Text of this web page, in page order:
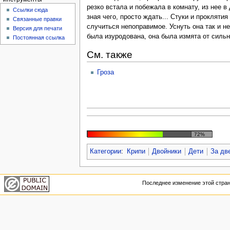
резко встала и побежала в комнату, из нее
зная чего, просто ждать... Стуки и
случиться непоправимое. Уснуть она так и
была изуродована, она была измята от
См. также
Гроза
72%
Категории: Крипи Двойники Дети За
Ссылки сюда
Связанные правки
Версия для печати
Постоянная ссылка
Последнее изменение этой